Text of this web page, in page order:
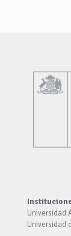
Universidad
Universidad